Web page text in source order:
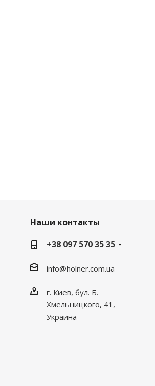
Наши контакты
+38 097 570 35 35
info@holner.com.ua
г. Киев, бул. Б.
Хмельницкого, 41,
Украина